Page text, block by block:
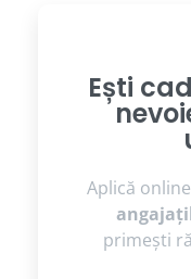
Ești
Aplică
primești